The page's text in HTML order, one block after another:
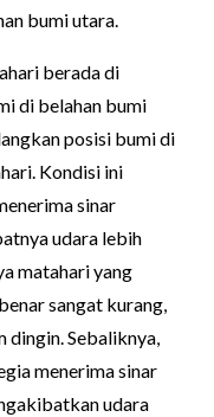
bumi utara.
berada di
di belahan bumi
posisi bumi di
Kondisi ini
sinar
udara lebih
matahari yang
sangat kurang,
dingin. Sebaliknya,
menerima sinar
udara